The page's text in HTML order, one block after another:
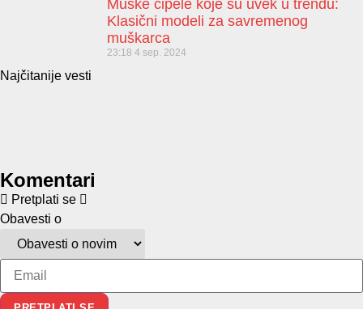
Muške cipele koje su uvek u trendu:
Klasični modeli za savremenog
muškarca
23:18 4 sep. 2024
Najčitanije vesti
Komentari
Pretplati se
Obavesti o